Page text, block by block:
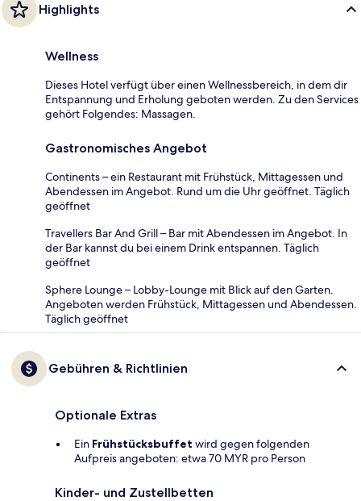
Highlights
Wellness
Dieses Hotel verfügt über einen Wellnessbereich, in dem dir
Entspannung und Erholung geboten werden. Zu den Services
gehört Folgendes: Massagen.
Gastronomisches Angebot
Continents – ein Restaurant mit Frühstück, Mittagessen und
Abendessen im Angebot. Rund um die Uhr geöffnet. Täglich
geöffnet
Travellers Bar And Grill – Bar mit Abendessen im Angebot. In
der Bar kannst du bei einem Drink entspannen. Täglich
geöffnet
Sphere Lounge – Lobby-Lounge mit Blick auf den Garten.
Angeboten werden Frühstück, Mittagessen und Abendessen.
Täglich geöffnet
Gebühren & Richtlinien
Optionale Extras
Ein Frühstücksbuffet wird gegen folgenden
Aufpreis angeboten: etwa 70 MYR pro Person
Kinder- und Zustellbetten